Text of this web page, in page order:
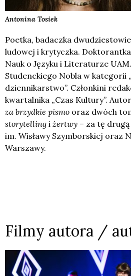
Antonina Tosiek
Poetka, badaczka
ludowej i krytyczka.
Nauk o Języku i Literaturze
Studenckiego Nobla w kategorii
dziennikarstwo”. Członkini
kwartalnika „Czas Kultury”.
za brzydkie pismo oraz dwóch
storytelling i żertwy – za tę
im. Wisławy Szymborskiej oraz
Warszawy.
Filmy autora /